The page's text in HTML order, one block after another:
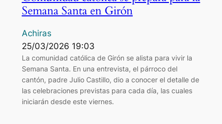
Semana Santa en Girón
Achiras
25/03/2026 19:03
La comunidad católica de Girón se alista para vivir la
Semana Santa. En una entrevista, el párroco del
cantón, padre Julio Castillo, dio a conocer el detalle de
las celebraciones previstas para cada día, las cuales
iniciarán desde este viernes.